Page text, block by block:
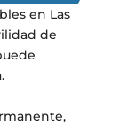
en Las
de